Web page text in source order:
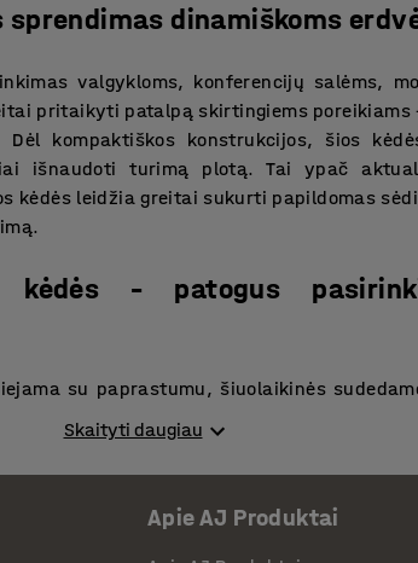
sprendimas dinamiškoms
valgykloms, konferencijų salėms,
pritaikyti patalpą skirtingiems poreikiams
kompaktiškos konstrukcijos, šios
išnaudoti turimą plotą. Tai ypač
kėdės leidžia greitai sukurti papildomas
kėdės – patogus
su paprastumu, šiuolaikinės
komfortą bei saugumą. Plastikinės
ir paprastos priežiūros. Jos yra atsparios
sąlygomis lauke. Tai praktiškas
Skaityti daugiau
Apie AJ Produktai